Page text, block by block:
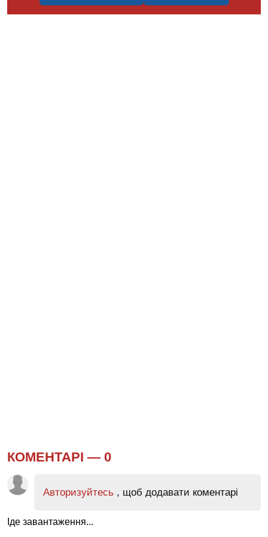
КОМЕНТАРІ — 0
Авторизуйтесь , щоб додавати коментарі
Іде завантаження...